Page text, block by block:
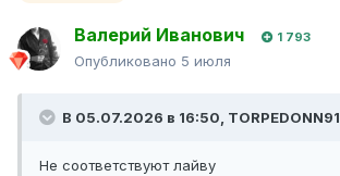
Валерий Иванович 1 793
Опубликовано 5 июля
В 05.07.2026 в 16:50, TORPEDONN91
Не соответствуют лайву